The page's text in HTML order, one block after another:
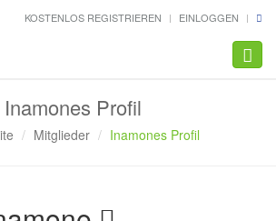
KOSTENLOS REGISTRIEREN EINLOGGEN
Inamones Profil
Mitglieder Inamones Profil